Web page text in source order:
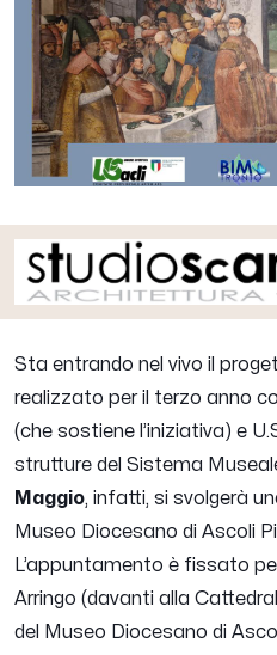
Sta entrando nel vivo il
realizzato per il terzo anno
(che sostiene l’iniziativa) e
strutture del Sistema
Maggio, infatti, si svolgerà
Museo Diocesano di Ascoli
L’appuntamento è fissato
Arringo (davanti alla
del Museo Diocesano di